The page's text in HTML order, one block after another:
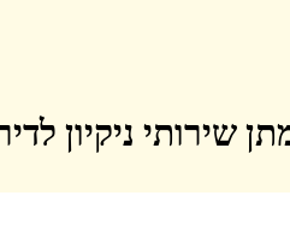
שירותי ניקיון